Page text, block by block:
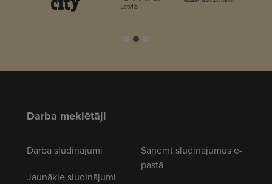
Darba meklētāji
Darba sludinājumi
Jaunākie sludinājumi
Saņemt sludinājumus e-
pastā